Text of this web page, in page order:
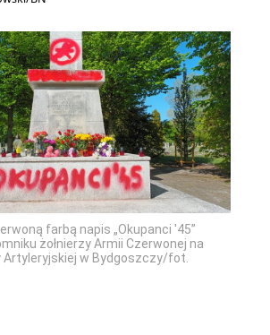
farbą napis „Okupanci '45”
żołnierzy Armii Czerwonej na
w Bydgoszczy/fot.